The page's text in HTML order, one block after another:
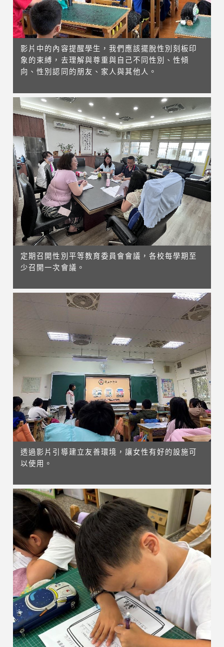
影片中的內容提醒學生，我們應該擺脫性別刻板印
象的束縛，去理解與尊重與自己不同性別、性傾
向、性別認同的朋友、家人與其他人。
定期召開性別平等教育委員會會議，各校每學期至
少召開一次會議。
透過影片引導建立友善環境，讓女性有好的設施可
以使用。